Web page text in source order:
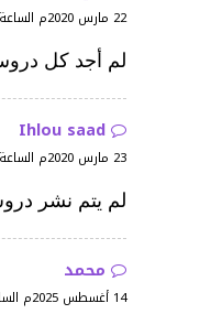
22 مارس 2020م الساعة 20:13
لم أجد كل
23 مارس 2020م الساعة 14:51
لم يتم نشر
محمد
14 أغسطس 2025م الساعة 16:13